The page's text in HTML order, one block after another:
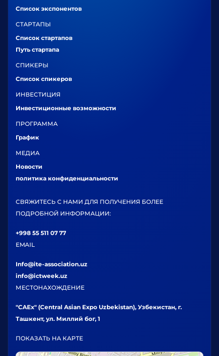
Список экспонентов
СТАРТАПЫ
Список стартапов
Путь стартапа
СПИКЕРЫ
Список спикеров
ИНВЕСТИЦИЯ
Инвестиционные возможности
ПРОГРАММА
График
МЕДИА
Новости
политика конфиденциальности
СВЯЖИТЕСЬ С НАМИ ДЛЯ ПОЛУЧЕНИЯ БОЛЕЕ
ПОДРОБНОЙ ИНФОРМАЦИИ:
+998 55 511 07 77
EMAIL
Info@ite-association.uz
info@ictweek.uz
МЕСТОНАХОЖДЕНИЕ
"CAEx" (Central Asian Expo Uzbekistan), Узбекистан, г.
Ташкент, ул. Миллий бог, 1
ПОКАЗАТЬ НА КАРТЕ